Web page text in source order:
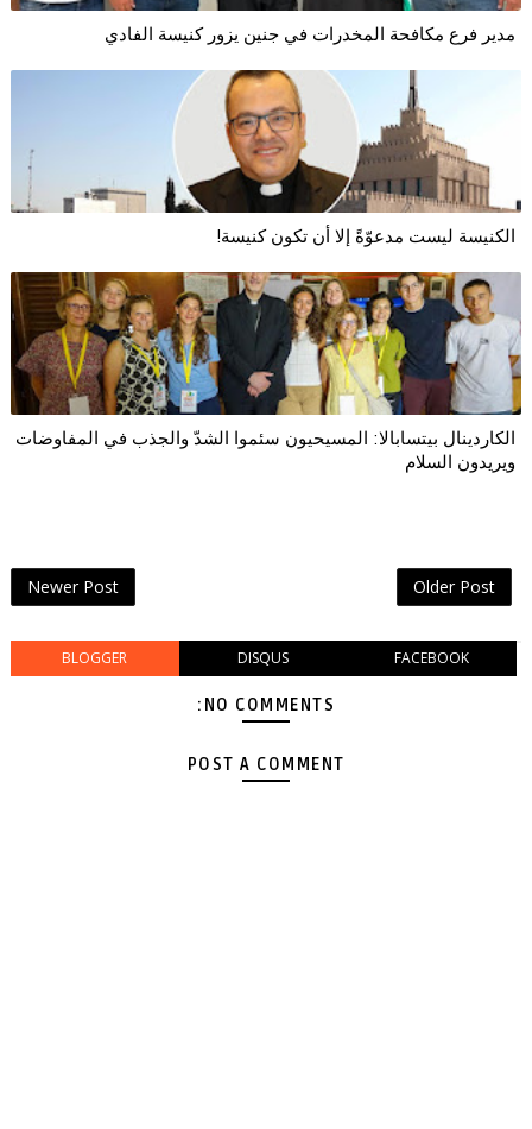
مدير فرع مكافحة المخدرات في جنين يزور كنيسة الفادي
الكنيسة ليست مدعوّةً إلا أن تكون كنيسة!
الكاردينال بيتسابالا: المسيحيون سئموا الشدّ والجذب في المفاوضات
ويريدون السلام
Newer Post Older Post
BLOGGER DISQUS FACEBOOK
NO COMMENTS:
POST A COMMENT